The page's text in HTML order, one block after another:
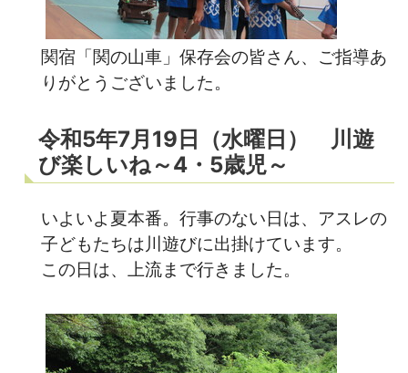
関宿「関の山車」保存会の皆さん、ご指導あ
りがとうございました。
令和5年7月19日（水曜日） 川遊
び楽しいね～4・5歳児～
いよいよ夏本番。行事のない日は、アスレの
子どもたちは川遊びに出掛けています。
この日は、上流まで行きました。